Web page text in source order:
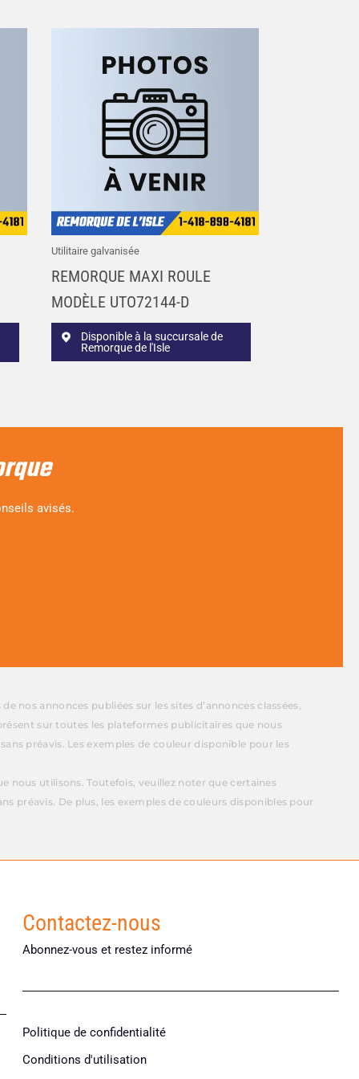
Utilitaire galvanisée
REMORQUE MAXI ROULE
MODÈLE UTO72144-D
Disponible à la succursale de
Remorque de l'Isle
avisés.
nos annonces publiées sur les sites d’annonces classées,
sur toutes les plateformes publicitaires que nous
préavis. Les exemples de couleur disponible pour les
nous utilisons. Toutefois, veuillez noter que certaines
préavis. De plus, les exemples de couleurs disponibles pour
Contactez-nous
Abonnez-vous et restez informé
Politique de confidentialité
Conditions d'utilisation